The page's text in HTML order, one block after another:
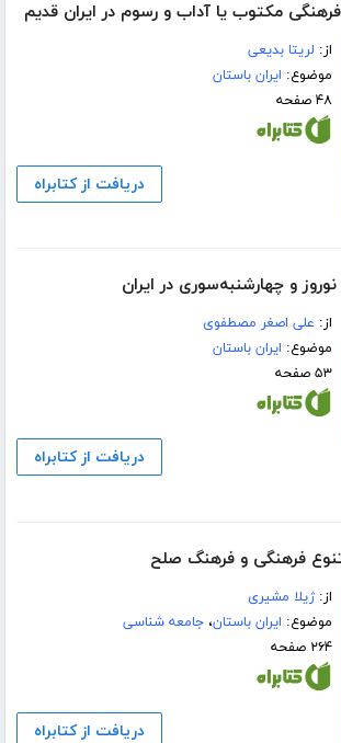
مکتوب یا آداب و رسوم در ایران قدیم
از: لریتا بدیعی
موضوع: ایران باستان
۴۸ صفحه
دریافت از کتابراه
و چهارشنبه‌سوری در ایران
از: علی اصغر مصطفوی
موضوع: ایران باستان
۵۳ صفحه
دریافت از کتابراه
تنوع فرهنگی و فرهنگ صلح
از:ژیلا مشیری
موضوع: ایران باستان،جامعه شناسی
۲۶۴ صفحه
دریافت از کتابراه